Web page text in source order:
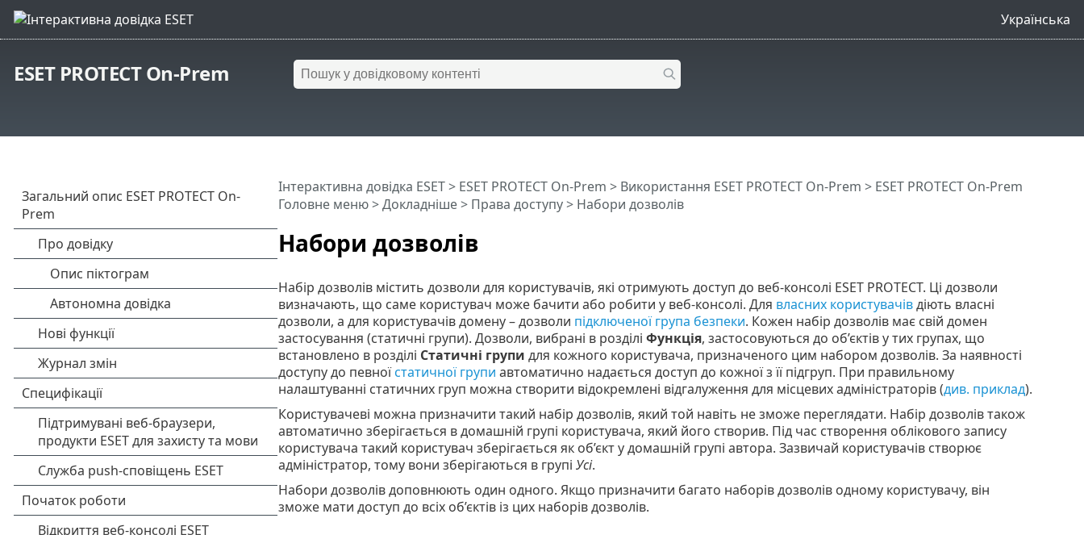
Українська
ESET PROTECT On-Prem
Набори дозволів
Інтерактивна довідка ESET> ESET PROTECT On-Prem > Використання ESET PROTECT On-Prem > ESET PROTECT On-Prem
Головне меню>Докладніше> Права доступу> Набори дозволів
Набір дозволів містить дозволи для користувачів, які отримують доступ до веб-консолі ESET PROTECT. Ці дозволи
визначають, що саме користувач може бачити або робити у веб-консолі. Для власних користувачівдіють власні
дозволи, а для користувачів домену – дозволи підключеної група безпеки. Кожен набір дозволів має свій домен
застосування (статичні групи). Дозволи, вибрані в розділі Функція, застосовуються до об’єктів у тих групах, що
встановлено в розділі Статичні групи для кожного користувача, призначеного цим набором дозволів. За наявності
доступу до певноїстатичної групи автоматично надається доступ до кожної з її підгруп. При правильному
налаштуванні статичних груп можна створити відокремлені відгалуження для місцевих адміністраторів (див. приклад).
Користувачеві можна призначити такий набір дозволів, який той навіть не зможе переглядати. Набір дозволів також
автоматично зберігається в домашній групі користувача, який його створив. Під час створення облікового запису
користувача такий користувач зберігається як об’єкт у домашній групі автора. Зазвичай користувачів створює
адміністратор, тому вони зберігаються в групі Усі.
Набори дозволів доповнюють один одного. Якщо призначити багато наборів дозволів одному користувачу, він
зможе мати доступ до всіх об’єктів із цих наборів дозволів.